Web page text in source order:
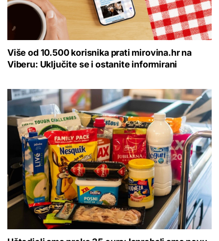
Više od 10.500 korisnika prati mirovina.hr na
Viberu: Uključite se i ostanite informirani